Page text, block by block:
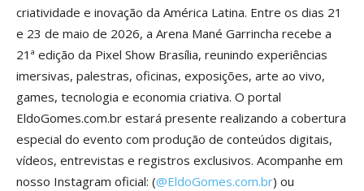
criatividade e inovação da América Latina. Entre os dias 21
e 23 de maio de 2026, a Arena Mané Garrincha recebe a
21ª edição da Pixel Show Brasília, reunindo experiências
imersivas, palestras, oficinas, exposições, arte ao vivo,
games, tecnologia e economia criativa. O portal
EldoGomes.com.br estará presente realizando a cobertura
especial do evento com produção de conteúdos digitais,
vídeos, entrevistas e registros exclusivos. Acompanhe em
nosso Instagram oficial: (@EldoGomes.com.br) ou